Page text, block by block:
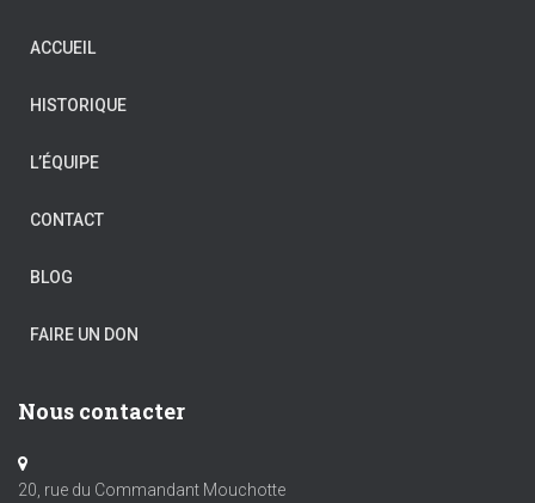
ACCUEIL
HISTORIQUE
L’ÉQUIPE
CONTACT
BLOG
FAIRE UN DON
Nous contacter
20, rue du Commandant Mouchotte